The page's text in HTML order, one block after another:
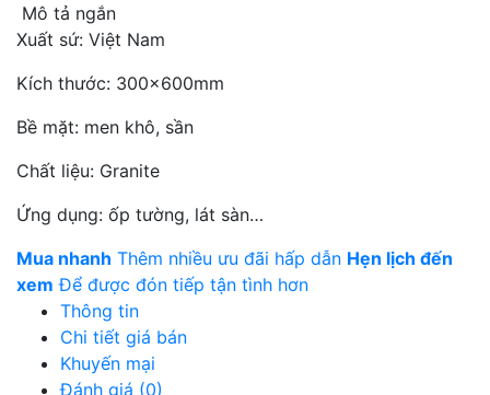
Mô tả ngắn
Xuất sứ: Việt Nam
Kích thước: 300x600mm
Bề mặt: men khô, sần
Chất liệu: Granite
Ứng dụng: ốp tường, lát sàn…
Mua nhanh Thêm nhiều ưu đãi hấp dẫn Hẹn lịch đến
xem Để được đón tiếp tận tình hơn
Thông tin
Chi tiết giá bán
Khuyến mại
Đánh giá (0)